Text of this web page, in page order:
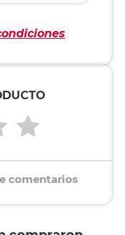
comentarios